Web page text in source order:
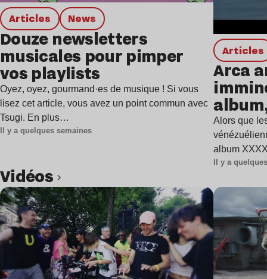
Articles news
Douze newsletters
musicales pour pimper
vos playlists
Oyez, oyez, gourmand·es de musique ! Si vous
lisez cet article, vous avez un point commun avec
Tsugi. En plus…
Il y a quelques semaines
Articles
Arca
Alors que
album
Il y a
Vidéos
Lire l’article